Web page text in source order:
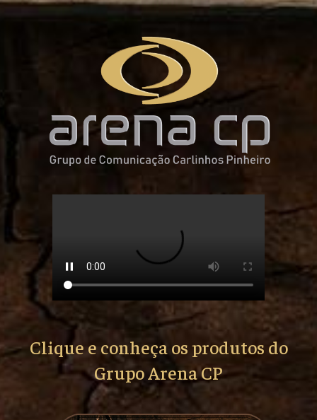
Clique e conheça os produtos do
Grupo Arena CP